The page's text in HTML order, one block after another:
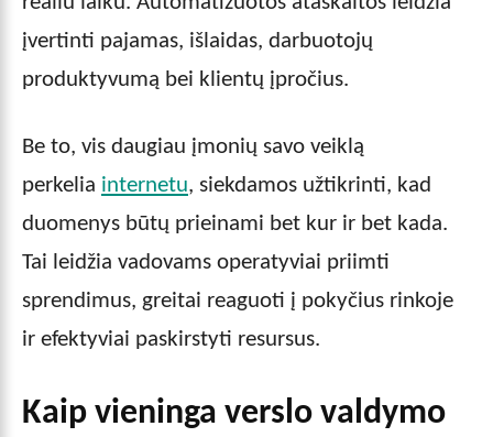
įvertinti pajamas, išlaidas, darbuotojų
produktyvumą bei klientų įpročius.
Be to, vis daugiau įmonių savo veiklą
perkelia internetu, siekdamos užtikrinti, kad
duomenys būtų prieinami bet kur ir bet kada.
Tai leidžia vadovams operatyviai priimti
sprendimus, greitai reaguoti į pokyčius rinkoje
ir efektyviai paskirstyti resursus.
Kaip vieninga verslo valdymo